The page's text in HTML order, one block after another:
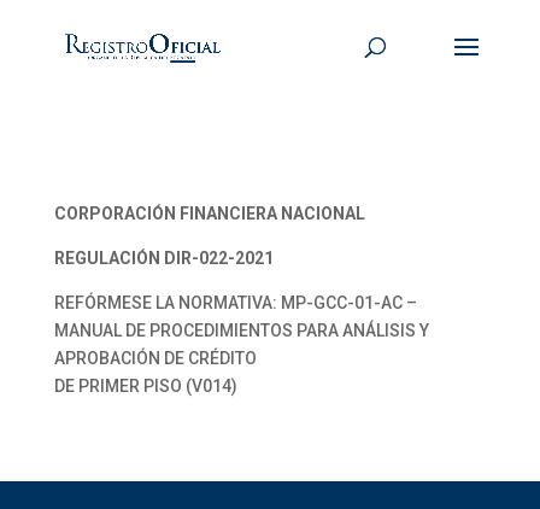
CORPORACIÓN FINANCIERA NACIONAL
REGULACIÓN DIR-022-2021
REFÓRMESE LA NORMATIVA: MP-GCC-01-AC –
MANUAL DE PROCEDIMIENTOS PARA ANÁLISIS Y
APROBACIÓN DE CRÉDITO
DE PRIMER PISO (V014)